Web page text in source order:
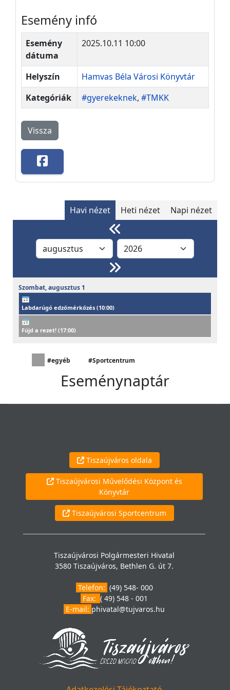
Esemény infó
Esemény
dátuma
2025.10.11 10:00
Helyszín
Hamvas Béla Városi Könyvtár
Kategóriák
#gyerekeknek, #TMKK
Vissza
Havi nézet Heti nézet Napi nézet
Szombat,augusztus 1
Labdarúgó edzőmérkőzés (10:00)
Fújd a rezet! (17:00)
#egyéb #Sportcentrum
Eseménynaptár
Tiszaújváros oldala
Tiszaújvárosi Művelődési Központ és
Könyvtár
Tiszaújvárosi Sportcentrum
Tiszaújvárosi Polgármesteri Hivatal
3580 Tiszaújváros, Bethlen G. út 7.
Telefon: (49) 548- 000
Fax: ( 49) 548 - 001
E-mail: phivatal@tujvaros.hu